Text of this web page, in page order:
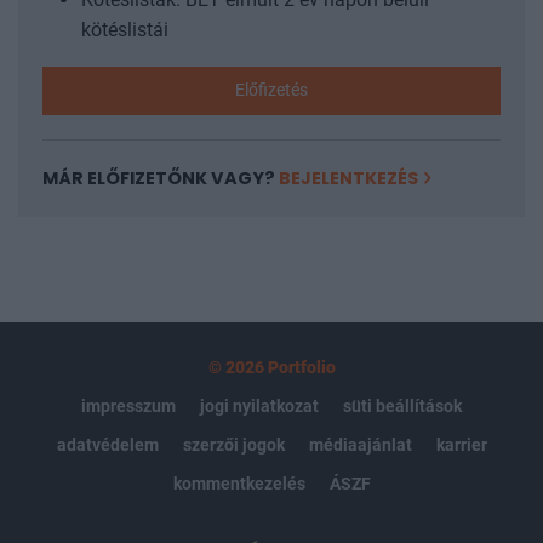
kötéslistái
Előfizetés
MÁR ELŐFIZETŐNK VAGY? BEJELENTKEZÉS
© 2026 Portfolio
impresszum
jogi nyilatkozat
süti beállítások
adatvédelem
szerzői jogok médiaajánlat
karrier
kommentkezelés
ÁSZF